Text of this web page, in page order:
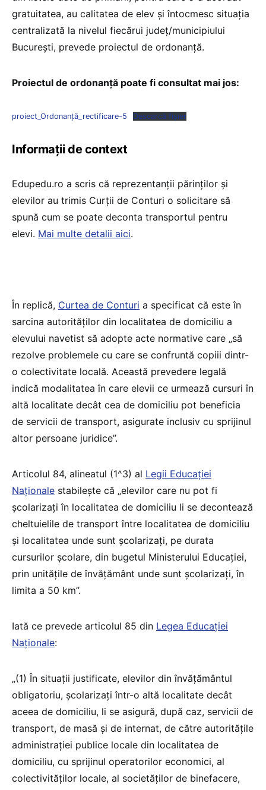
gratuitatea, au calitatea de elev și întocmesc situația
centralizată la nivelul fiecărui județ/municipiului
București, prevede proiectul de ordonanță.
Proiectul de ordonanță poate fi consultat mai jos:
proiect_Ordonanță_rectificare-5 Descarcă fișier
Informații de context
Edupedu.ro a scris că reprezentanții părinților și
elevilor au trimis Curții de Conturi o solicitare să
spună cum se poate deconta transportul pentru
elevi. Mai multe detalii aici.
În replică, Curtea de Conturi a specificat că este în
sarcina autorităților din localitatea de domiciliu a
elevului navetist să adopte acte normative care „să
rezolve problemele cu care se confruntă copiii dintr-
o colectivitate locală. Această prevedere legală
indică modalitatea în care elevii ce urmează cursuri în
altă localitate decât cea de domiciliu pot beneficia
de servicii de transport, asigurate inclusiv cu sprijinul
altor persoane juridice”.
Articolul 84, alineatul (1^3) al Legii Educației
Naționale stabilește că „elevilor care nu pot fi
școlarizați în localitatea de domiciliu li se decontează
cheltuielile de transport între localitatea de domiciliu
și localitatea unde sunt școlarizați, pe durata
cursurilor școlare, din bugetul Ministerului Educației,
prin unitățile de învățământ unde sunt școlarizați, în
limita a 50 km”.
Iată ce prevede articolul 85 din Legea Educației
Naționale:
„(1) În situații justificate, elevilor din învățământul
obligatoriu, școlarizați într-o altă localitate decât
aceea de domiciliu, li se asigură, după caz, servicii de
transport, de masă și de internat, de către autoritățile
administrației publice locale din localitatea de
domiciliu, cu sprijinul operatorilor economici, al
colectivităților locale, al societăților de binefacere,